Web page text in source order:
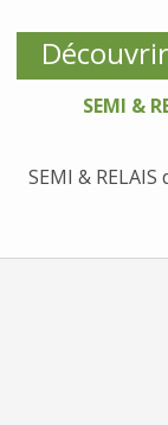
SEMI &
SEMI &